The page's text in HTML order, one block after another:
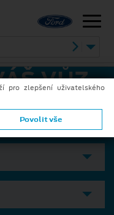
VŮZ
pro zlepšení uživatelského
Povolit vše